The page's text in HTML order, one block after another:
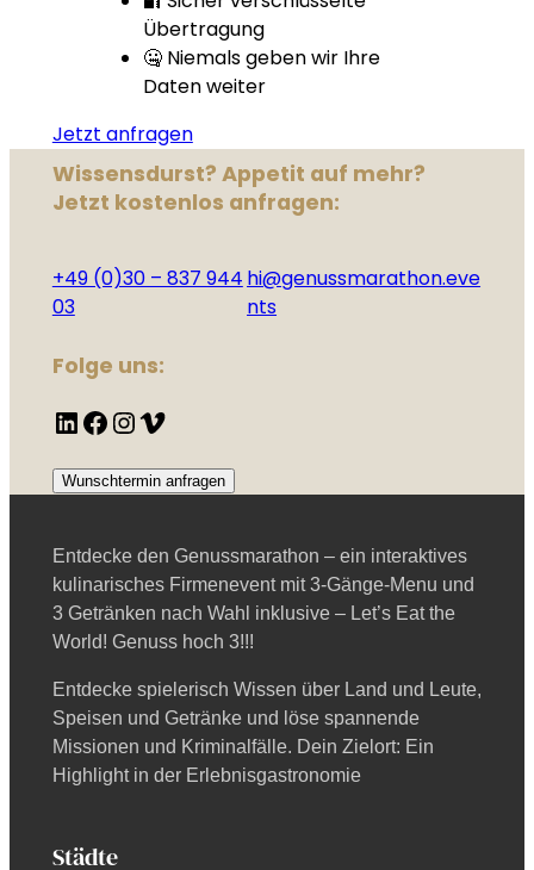
Übertragung
🤐 Niemals geben wir Ihre
Daten weiter
Jetzt anfragen
Wissensdurst? Appetit auf mehr?
Jetzt kostenlos anfragen:
+49 (0)30 – 837 944
03
hi@genussmarathon.eve
nts
Folge uns:
LinkedIn Facebook InstagramVimeo
Wunschtermin anfragen
Entdecke den Genussmarathon – ein interaktives
kulinarisches Firmenevent mit 3-Gänge-Menu und
3 Getränken nach Wahl inklusive – Let’s Eat the
World! Genuss hoch 3!!!
Entdecke spielerisch Wissen über Land und Leute,
Speisen und Getränke und löse spannende
Missionen und Kriminalfälle. Dein Zielort: Ein
Highlight in der Erlebnisgastronomie
Städte